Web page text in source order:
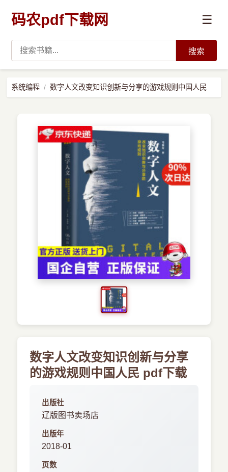
码农pdf下载网 ☰
新兴语言
预订书籍
搜索
系统编程 数字人文改变知识创新与分享的游戏规则中国人民
数字人文改变知识创新与分享
的游戏规则中国人民 pdf下载
出版社
辽版图书卖场店
出版年
2018-01
页数